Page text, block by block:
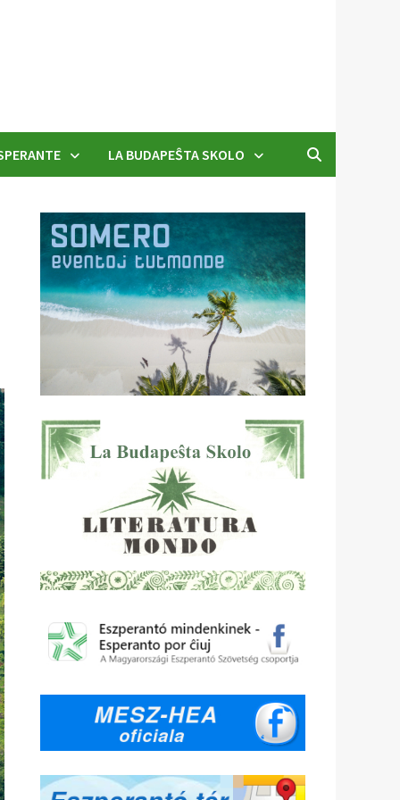
LA BUDAPEŜTA SKOLO